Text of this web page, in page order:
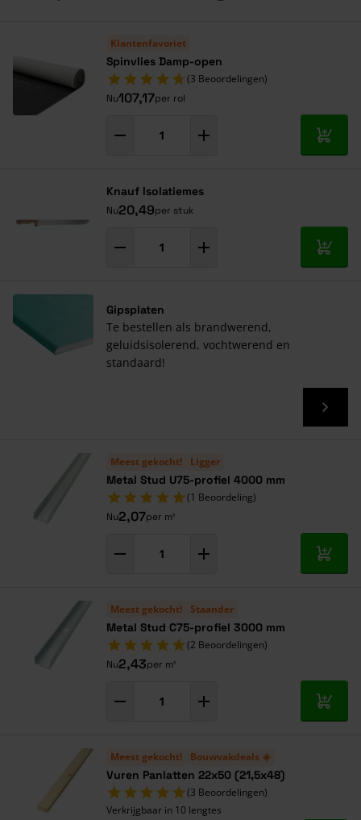
Klantenfavoriet
Spinvlies Damp-open
(3 Beoordelingen)
Nu107,17per rol
In
Knauf Isolatiemes
Nu20,49per stuk
In
Gipsplaten
Te bestellen als brandwerend,
geluidsisolerend, vochtwerend en
standaard!
Meest gekocht! Ligger
Metal Stud U75-profiel 4000 mm
(1 Beoordeling)
Nu2,07per m¹
In
Meest gekocht! Staander
Metal Stud C75-profiel 3000 mm
(2 Beoordelingen)
Nu2,43per m¹
In
Meest gekocht! Bouwvakdeals ☀️
Vuren Panlatten 22x50 (21,5x48)
(3 Beoordelingen)
Verkrijgbaar in 10 lengtes